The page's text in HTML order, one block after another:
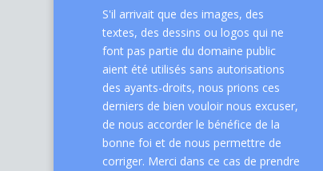
S'il arrivait que des images, des
textes, des dessins ou logos qui ne
font pas partie du domaine public
aient été utilisés sans autorisations
des ayants-droits, nous prions ces
derniers de bien vouloir nous excuser,
de nous accorder le bénéfice de la
bonne foi et de nous permettre de
corriger. Merci dans ce cas de prendre